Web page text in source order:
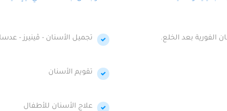
الفورية بعد الخلع. تجميل الأسنان - ڤينيرز -
تقويم الأسنان
علاج الأسنان للأطفال